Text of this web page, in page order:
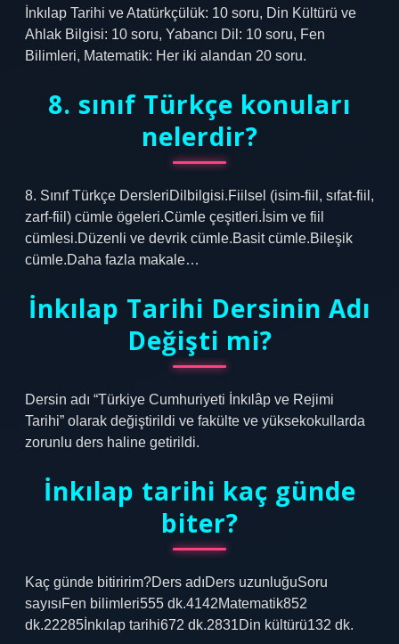
İnkılap Tarihi ve Atatürkçülük: 10 soru, Din Kültürü ve
Ahlak Bilgisi: 10 soru, Yabancı Dil: 10 soru, Fen
Bilimleri, Matematik: Her iki alandan 20 soru.
8. sınıf Türkçe konuları
nelerdir?
8. Sınıf Türkçe DersleriDilbilgisi.Fiilsel (isim-fiil, sıfat-fiil,
zarf-fiil) cümle ögeleri.Cümle çeşitleri.İsim ve fiil
cümlesi.Düzenli ve devrik cümle.Basit cümle.Bileşik
cümle.Daha fazla makale…
İnkılap Tarihi Dersinin Adı
Değişti mi?
Dersin adı “Türkiye Cumhuriyeti İnkılâp ve Rejimi
Tarihi” olarak değiştirildi ve fakülte ve yüksekokullarda
zorunlu ders haline getirildi.
İnkılap tarihi kaç günde
biter?
Kaç günde bitiririm?Ders adıDers uzunluğuSoru
sayısıFen bilimleri555 dk.4142Matematik852
dk.22285İnkılap tarihi672 dk.2831Din kültürü132 dk.